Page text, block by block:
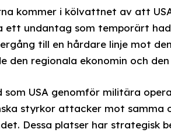
kommer i kölvattnet av att
ett undantag som temporärt
till en hårdare linje mot
den regionala ekonomin och
USA genomför militära
styrkor attacker mot samma
Dessa platser har strategisk